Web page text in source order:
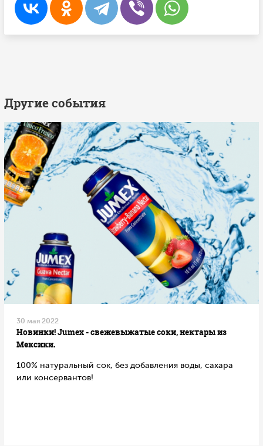
Другие события
30 мая 2022
Новинки! Jumex - свежевыжатые соки, нектары из
Мексики.
100% натуральный сок, без добавления воды, сахара
или консервантов!